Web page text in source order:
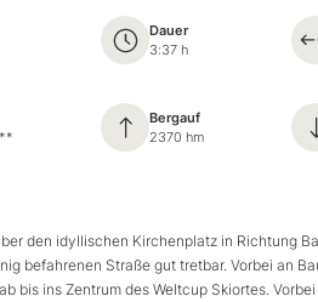
Dauer
3:37 h
Bergauf
2370 hm
den idyllischen Kirchenplatz in Richtung
befahrenen Straße gut tretbar. Vorbei an
bis ins Zentrum des Weltcup Skiortes.